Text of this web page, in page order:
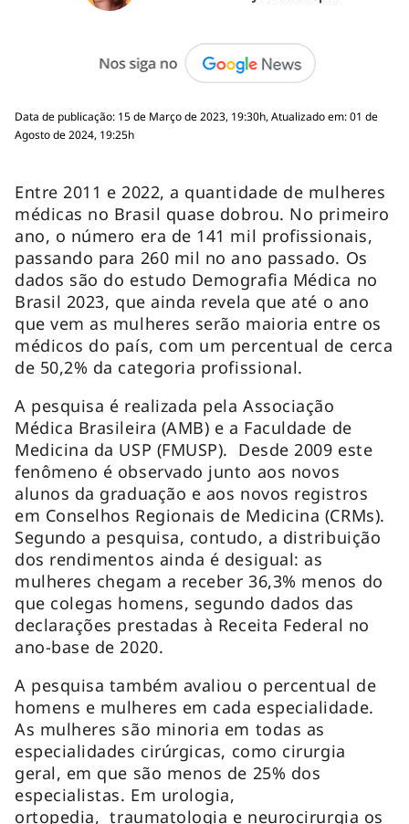
Data de publicação: 15 de Março de 2023, 19:30h, Atualizado em: 01 de
Agosto de 2024, 19:25h
Entre 2011 e 2022, a quantidade de mulheres
médicas no Brasil quase dobrou. No primeiro
ano, o número era de 141 mil profissionais,
passando para 260 mil no ano passado. Os
dados são do estudo Demografia Médica no
Brasil 2023, que ainda revela que até o ano
que vem as mulheres serão maioria entre os
médicos do país, com um percentual de cerca
de 50,2% da categoria profissional.
A pesquisa é realizada pela Associação
Médica Brasileira (AMB) e a Faculdade de
Medicina da USP (FMUSP). Desde 2009 este
fenômeno é observado junto aos novos
alunos da graduação e aos novos registros
em Conselhos Regionais de Medicina (CRMs).
Segundo a pesquisa, contudo, a distribuição
dos rendimentos ainda é desigual: as
mulheres chegam a receber 36,3% menos do
que colegas homens, segundo dados das
declarações prestadas à Receita Federal no
ano-base de 2020.
A pesquisa também avaliou o percentual de
homens e mulheres em cada especialidade.
As mulheres são minoria em todas as
especialidades cirúrgicas, como cirurgia
geral, em que são menos de 25% dos
especialistas. Em urologia,
ortopedia, traumatologia e neurocirurgia os